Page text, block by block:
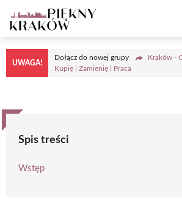
do
treści
UWAGA!
Dołącz do nowej grupy
Kraków -
Kupię | Zamienię | Praca
Spis treści
Wstęp